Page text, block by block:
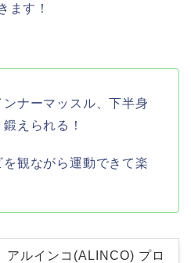
ます！
ンナーマッスル、下半身
えられる！
を観ながら運動できて楽
アルインコ(ALINCO) プロ